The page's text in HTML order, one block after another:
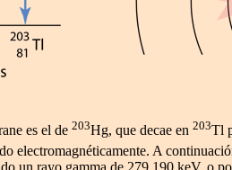
es el de 203Hg, que decae en 203Tl
electromagnéticamente. A
un rayo gamma de 279,190 keV, o